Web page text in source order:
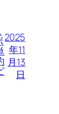
2025
年11
月13
日